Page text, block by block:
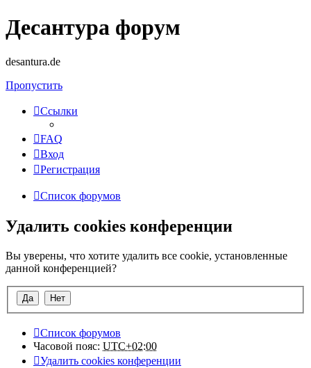
Десантура форум
desantura.de
Пропустить
Ссылки
FAQ
Вход
Регистрация
Список форумов
Удалить cookies конференции
Вы уверены, что хотите удалить все cookie, установленные
данной конференцией?
Список форумов
Часовой пояс: UTC+02:00
Удалить cookies конференции